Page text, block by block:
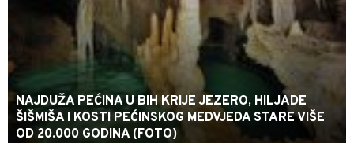
NAJDUŽA PEĆINA U BIH KRIJE JEZERO, HILJADE
ŠIŠMIŠA I KOSTI PEĆINSKOG MEDVJEDA STARE VIŠE
OD 20.000 GODINA (FOTO)